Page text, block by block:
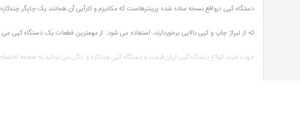
دستگاه کپی درواقع نسخه ساده شده پرینترهاست که مکانیزم و کارآیی آن همانند یک چاپگر
که از تیراژ چاپ و کپی بالایی برخوردارند، استفاده می شود. از مهمترین قطعات یک دستگاه کپی می
جهت خرید انواع دستگاه کپی ارزان قیمت و دستگاه کپی چندکاره و رنگی می توانید به صفحه